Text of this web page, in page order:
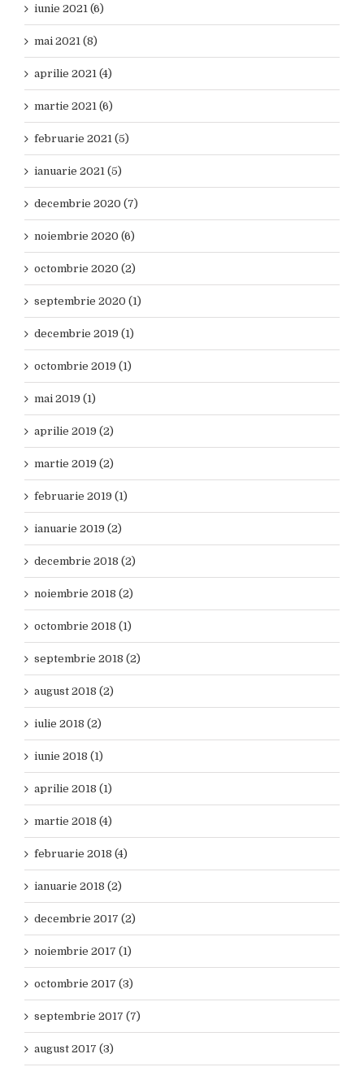
iunie 2021 (6)
mai 2021 (8)
aprilie 2021 (4)
martie 2021 (6)
februarie 2021 (5)
ianuarie 2021 (5)
decembrie 2020 (7)
noiembrie 2020 (6)
octombrie 2020 (2)
septembrie 2020 (1)
decembrie 2019 (1)
octombrie 2019 (1)
mai 2019 (1)
aprilie 2019 (2)
martie 2019 (2)
februarie 2019 (1)
ianuarie 2019 (2)
decembrie 2018 (2)
noiembrie 2018 (2)
octombrie 2018 (1)
septembrie 2018 (2)
august 2018 (2)
iulie 2018 (2)
iunie 2018 (1)
aprilie 2018 (1)
martie 2018 (4)
februarie 2018 (4)
ianuarie 2018 (2)
decembrie 2017 (2)
noiembrie 2017 (1)
octombrie 2017 (3)
septembrie 2017 (7)
august 2017 (3)